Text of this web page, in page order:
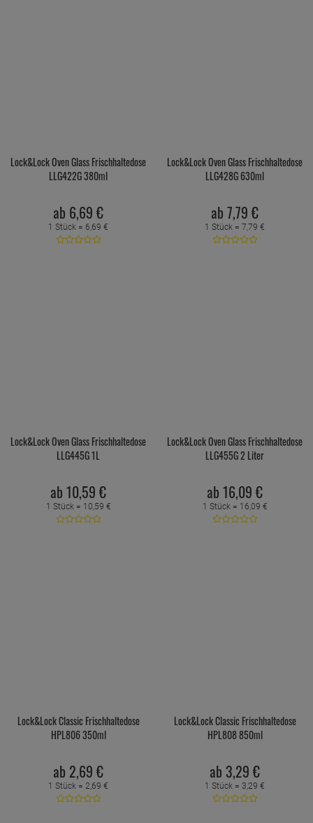
Lock&Lock Oven Glass Frischhaltedose
LLG422G 380ml
ab 6,69 €
1 Stück = 6,69 €
Lock&Lock Oven Glass Frischhaltedose
LLG428G 630ml
ab 7,79 €
1 Stück = 7,79 €
Lock&Lock Oven Glass Frischhaltedose
LLG445G 1L
ab 10,59 €
1 Stück = 10,59 €
Lock&Lock Oven Glass Frischhaltedose
LLG455G 2 Liter
ab 16,09 €
1 Stück = 16,09 €
Lock&Lock Classic Frischhaltedose
HPL806 350ml
ab 2,69 €
1 Stück = 2,69 €
Lock&Lock Classic Frischhaltedose
HPL808 850ml
ab 3,29 €
1 Stück = 3,29 €